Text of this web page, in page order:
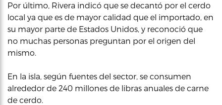
Por último, Rivera indicó que se decantó por el cerdo
local ya que es de mayor calidad que el importado, en
su mayor parte de Estados Unidos, y reconoció que
no muchas personas preguntan por el origen del
mismo.
En la isla, según fuentes del sector, se consumen
alrededor de 240 millones de libras anuales de carne
de cerdo.